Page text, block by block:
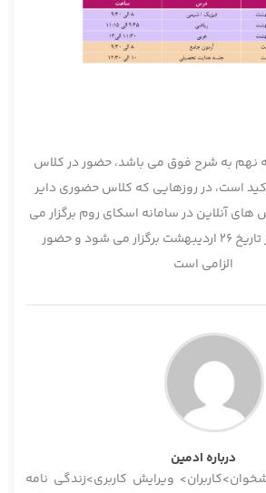
نهم به شرح فوق می باشد، حضور در کلاس
است، در روزهایی که کلاس حضوری دایر
های آنلاین در سامانه اسکای روم برگزار می
شود آزمون جامع در تاریخ 26 اردیبهشت برگزار می شود و حضور
الزامی است
درباره ادمین
ویرایش کاربری>زندگی نامه